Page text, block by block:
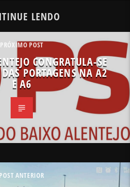
LENDO
PRÓXIMO POST
CONGRATULA-SE
PORTAGENS NA A2
E A6
POST ANTERIOR